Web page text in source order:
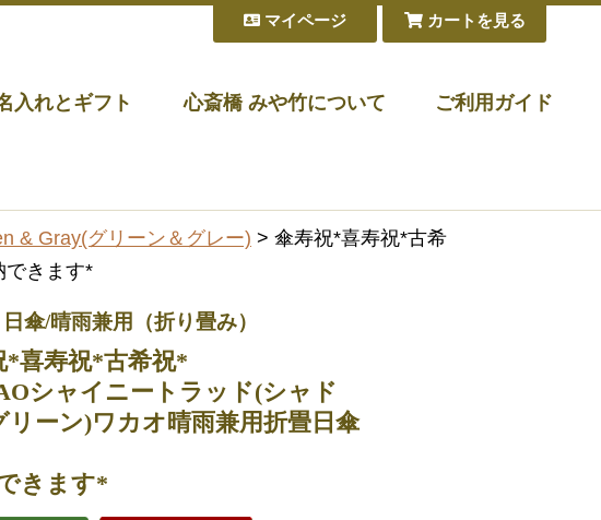
入れとギフト 心斎橋 みや竹について ご利用ガイド
カートを見る
マイページ
& Gray(グリーン＆グレー) > 傘寿祝*喜寿祝*古希
できます*
傘/晴雨兼用（折り畳み）
*喜寿祝*古希祝*
シャイニートラッド(シャド
リーン)ワカオ晴雨兼用折畳日傘
きます*